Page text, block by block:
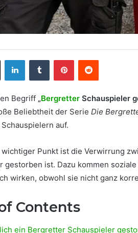
X LinkedInTumblr PinterestReddit
Begriff „Bergretter Schauspieler
Beliebtheit der Serie Die
auf.
Punkt ist die Verwirrung
gestorben ist. Dazu kommen
wirken, obwohl sie nicht ganz
Contents
ein Bergretter Schauspieler